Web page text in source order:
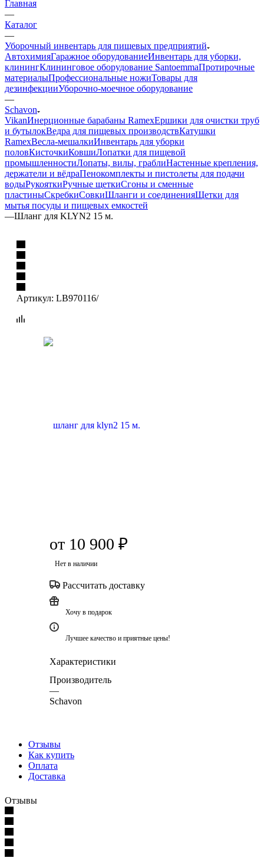
Главная
—
Каталог
—
Уборочный инвентарь для пищевых предприятий
АвтохимияГаражное оборудованиеИнвентарь для уборки,
клинингКлининговое оборудование SantoemmaПротирочные
материалыПрофессиональные ножиТовары для
дезинфекцииУборочно-моечное оборудование
—
Schavon
VikanИнерционные барабаны RamexЕршики для очистки труб
и бутылокВедра для пищевых производствКатушки
RamexВесла-мешалкиИнвентарь для уборки
половКисточкиКовшиЛопатки для пищевой
промышленностиЛопаты, вилы, граблиНастенные крепления,
держатели и вёдраПенокомплекты и пистолеты для подачи
водыРукояткиРучные щеткиСгоны и сменные
пластиныСкребкиСовкиШланги и соединенияЩетки для
мытья посуды и пищевых емкостей
—Шланг для KLYN2 15 м.
Артикул: LB970116/
от 10 900 ₽
Нет в наличии
Рассчитать доставку
Хочу в подарок
Лучшее качество и приятные цены!
Характеристики
Производитель
—
Schavon
Отзывы
Как купить
Оплата
Доставка
Отзывы